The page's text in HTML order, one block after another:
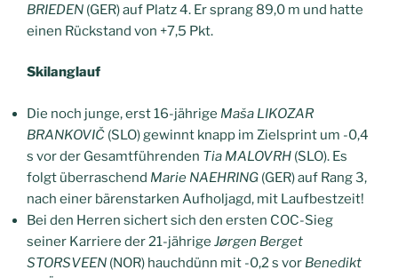
BRIEDEN (GER) auf Platz 4. Er sprang 89,0 m und hatte
einen Rückstand von +7,5 Pkt.
Skilanglauf
Die noch junge, erst 16-jährige Maša LIKOZAR
BRANKOVIČ (SLO) gewinnt knapp im Zielsprint um -0,4
s vor der Gesamtführenden Tia MALOVRH (SLO). Es
folgt überraschend Marie NAEHRING (GER) auf Rang 3,
nach einer bärenstarken Aufholjagd, mit Laufbestzeit!
Bei den Herren sichert sich den ersten COC-Sieg
seiner Karriere der 21-jährige Jørgen Berget
STORSVEEN (NOR) hauchdünn mit -0,2 s vor Benedikt